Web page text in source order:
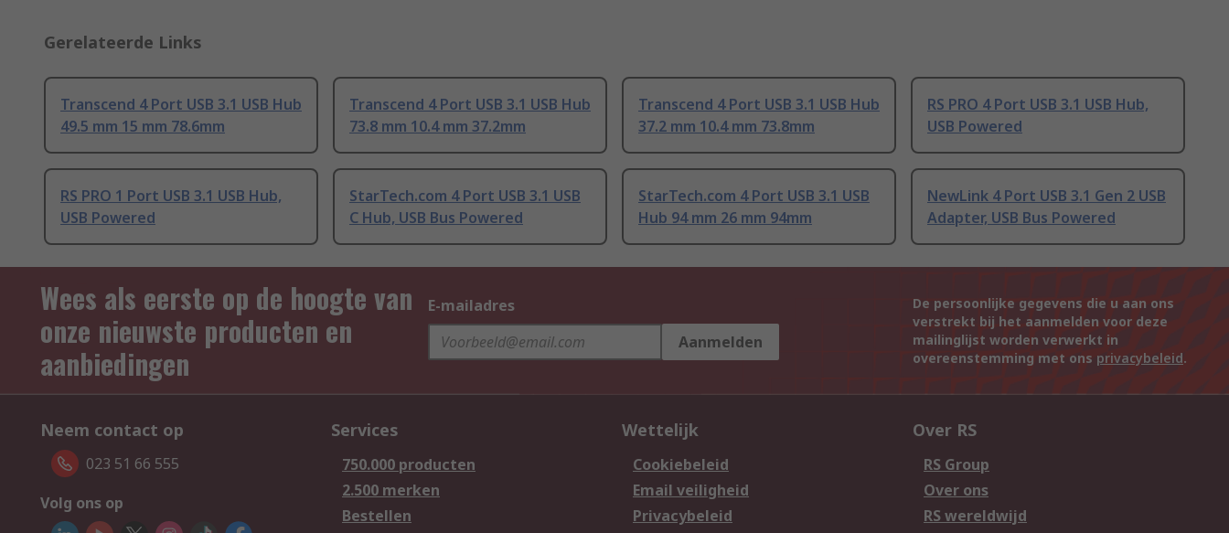
Gerelateerde Links
Transcend 4 Port USB 3.1 USB Hub
49.5 mm 15 mm 78.6mm
Transcend 4 Port USB 3.1 USB Hub
73.8 mm 10.4 mm 37.2mm
Transcend 4 Port USB 3.1 USB Hub
37.2 mm 10.4 mm 73.8mm
RS PRO 4 Port USB 3.1 USB Hub,
USB Powered
RS PRO 1 Port USB 3.1 USB Hub,
USB Powered
StarTech.com 4 Port USB 3.1 USB
C Hub, USB Bus Powered
StarTech.com 4 Port USB 3.1 USB
Hub 94 mm 26 mm 94mm
NewLink 4 Port USB 3.1 Gen 2 USB
Adapter, USB Bus Powered
Wees als eerste op de hoogte van
onze nieuwste producten en
aanbiedingen
E-mailadres
Aanmelden
De persoonlijke gegevens die u aan ons
verstrekt bij het aanmelden voor deze
mailinglijst worden verwerkt in
overeenstemming met ons privacybeleid.
Neem contact op
023 51 66 555
Volg ons op
Services
750.000 producten
2.500 merken
Bestellen
Wettelijk
Cookiebeleid
Email veiligheid
Privacybeleid
Over RS
RS Group
Over ons
RS wereldwijd